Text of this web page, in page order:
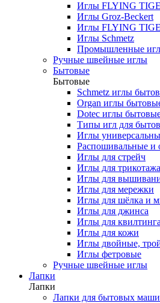
Иглы FLYING
Иглы Groz-Beckert
Иглы FLYING
Иглы Schmetz
Промышленные
Ручные швейные иглы
Бытовые
Бытовые
Schmetz иглы
Organ иглы
Dotec иглы
Типы игл для
Иглы
Распошивальные и
Иглы для стрейч
Иглы для трикотажа
Иглы для
Иглы для мережки
Иглы для шёлка и
Иглы для джинса
Иглы для квилтинга
Иглы для кожи
Иглы двойные,
Иглы фетровые
Ручные швейные иглы
Лапки
Лапки
Лапки для бытовых